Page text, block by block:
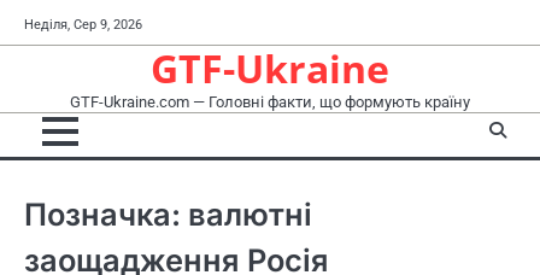
до
Неділя, Сер 9, 2026
GTF-Ukraine
GTF-Ukraine.com — Головні факти, що формують країну
Позначка: валютні
заощадження Росія